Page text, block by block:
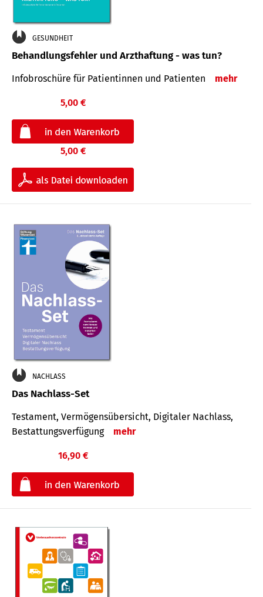
GESUNDHEIT
Behandlungsfehler und Arzthaftung - was tun?
Infobroschüre für Patientinnen und Patienten mehr
5,00 €
5,00 €
NACHLASS
Das Nachlass-Set
Testament, Vermögens­übersicht, Digitaler Nach­lass,
Bestat­tungs­ver­fügung
mehr
16,90 €